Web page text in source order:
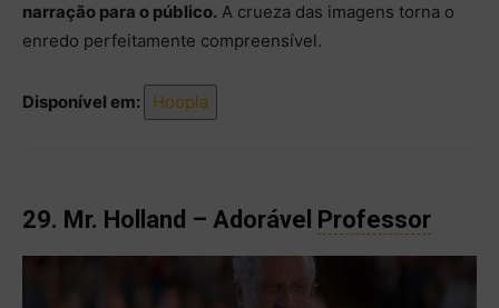
narração para o público. A crueza das imagens torna o
enredo perfeitamente compreensível.
Disponível em: Hoopla
29. Mr. Holland – Adorável Professor